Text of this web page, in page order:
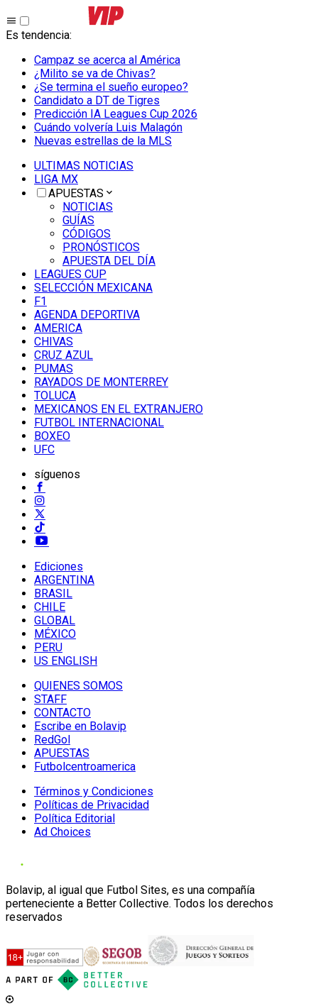
Es tendencia:
Campaz se acerca al América
¿Milito se va de Chivas?
¿Se termina el sueño europeo?
Candidato a DT de Tigres
Predicción IA Leagues Cup 2026
Cuándo volvería Luis Malagón
Nuevas estrellas de la MLS
ULTIMAS NOTICIAS
LIGA MX
APUESTAS
NOTICIAS
GUÍAS
CÓDIGOS
PRONÓSTICOS
APUESTA DEL DÍA
LEAGUES CUP
SELECCIÓN MEXICANA
F1
AGENDA DEPORTIVA
AMERICA
CHIVAS
CRUZ AZUL
PUMAS
RAYADOS DE MONTERREY
TOLUCA
MEXICANOS EN EL EXTRANJERO
FUTBOL INTERNACIONAL
BOXEO
UFC
síguenos
Ediciones
ARGENTINA
BRASIL
CHILE
GLOBAL
MÉXICO
PERU
US ENGLISH
QUIENES SOMOS
STAFF
CONTACTO
Escribe en Bolavip
RedGol
APUESTAS
Futbolcentroamerica
Términos y Condiciones
Políticas de Privacidad
Política Editorial
Ad Choices
Bolavip, al igual que Futbol Sites, es una compañía
perteneciente a Better Collective. Todos los derechos
reservados